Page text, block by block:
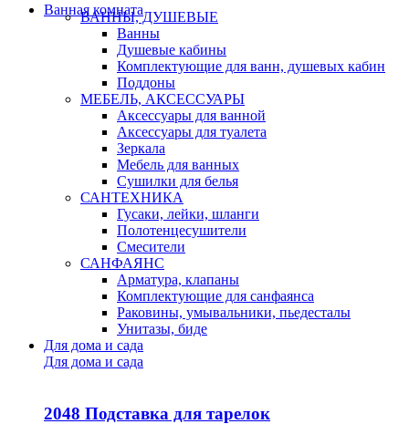
Ванная комната
ВАННЫ, ДУШЕВЫЕ
Ванны
Душевые кабины
Комплектующие для ванн, душевых кабин
Поддоны
МЕБЕЛЬ, АКСЕССУАРЫ
Аксессуары для ванной
Аксессуары для туалета
Зеркала
Мебель для ванных
Сушилки для белья
САНТЕХНИКА
Гусаки, лейки, шланги
Полотенцесушители
Смесители
САНФАЯНС
Арматура, клапаны
Комплектующие для санфаянса
Раковины, умывальники, пьедесталы
Унитазы, биде
Для дома и сада
Для дома и сада
2048 Подставка для тарелок